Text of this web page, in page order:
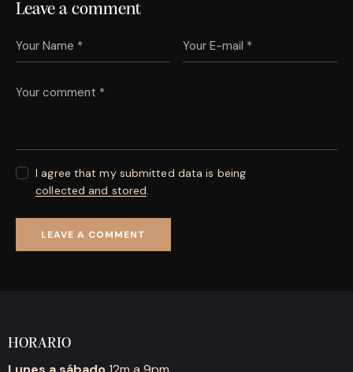
Leave a comment
I agree that my submitted data is being
collected and stored
HORARIO